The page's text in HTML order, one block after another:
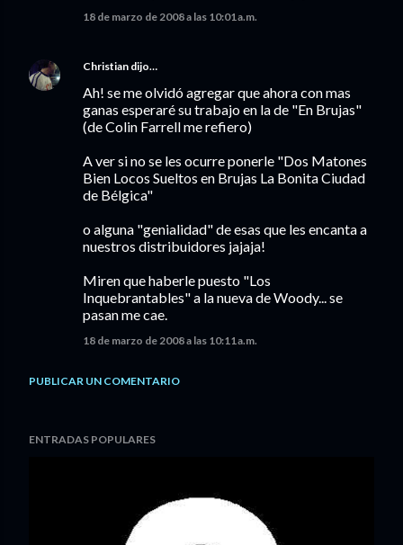
18 de marzo de 2008 a las 10:01 a.m.
Christian dijo…
Ah! se me olvidó agregar que ahora con mas
ganas esperaré su trabajo en la de "En Brujas"
(de Colin Farrell me refiero)
A ver si no se les ocurre ponerle "Dos Matones
Bien Locos Sueltos en Brujas La Bonita Ciudad
de Bélgica"
o alguna "genialidad" de esas que les encanta a
nuestros distribuidores jajaja!
Miren que haberle puesto "Los
Inquebrantables" a la nueva de Woody... se
pasan me cae.
18 de marzo de 2008 a las 10:11 a.m.
PUBLICAR UN COMENTARIO
ENTRADAS POPULARES